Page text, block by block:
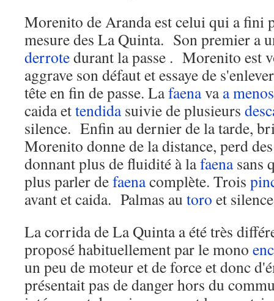
Morenito de Aranda est celui qui a fini
mesure des La Quinta. Son premier a
derrotedurant la passe . Morenito est
aggrave son défaut et essaye de
tête en fin de passe. Lafaenavaa menos
caida ettendidasuivie de plusieurs
silence. Enfin au dernier de la tarde,
Morenito donne de la distance, perd
donnant plus de fluidité à lafaenasans
plus parler defaenacomplète. Trois
avant et caida. Palmas au toro et
La corrida de La Quinta a été très
proposé habituellement par le mono
un peu de moteur et de force et donc
présentait pas de danger hors du